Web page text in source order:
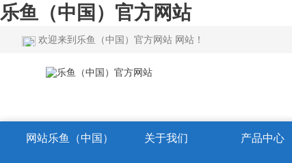
乐鱼（中国）官方网站
欢迎来到乐鱼（中国）官方网站 网站！
网站乐鱼（中国） 关于我们 产品中心